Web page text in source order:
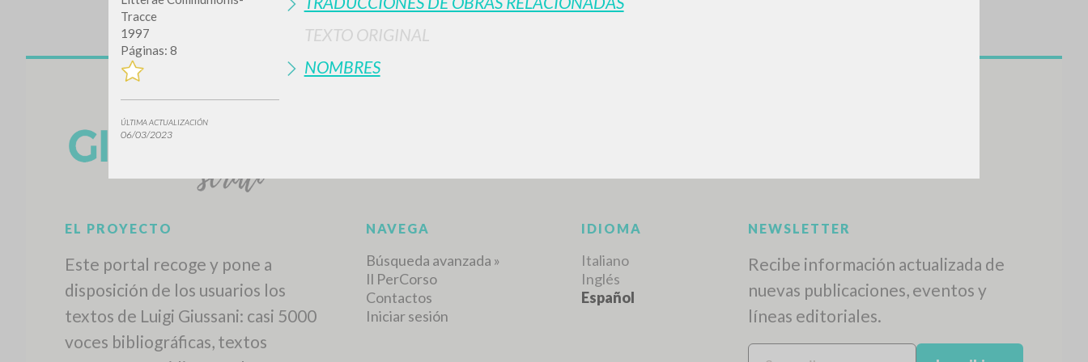
Tracce
1997
Páginas: 8
ÚLTIMA ACTUALIZACIÓN
06/03/2023
TEXTO ORIGINAL
NOMBRES
EL PROYECTO
Este portal recoge y pone a
NAVEGA IDIOMA NEWSLETTER
Recibe información actualizada de